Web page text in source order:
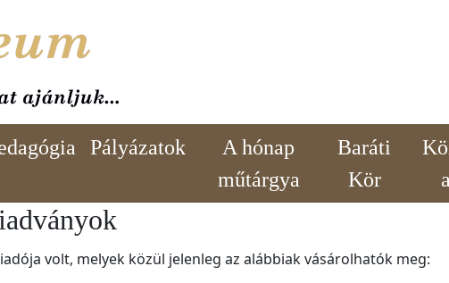
Pályázatok
A hónap
műtárgya
Baráti
Kör
volt, melyek közül jelenleg az alábbiak vásárolhatók meg: